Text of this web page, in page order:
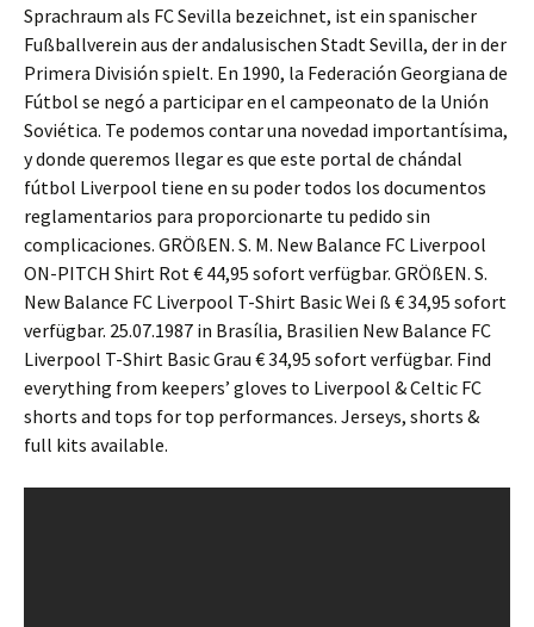
Sprachraum als FC Sevilla bezeichnet, ist ein spanischer
Fußballverein aus der andalusischen Stadt Sevilla, der in der
Primera División spielt. En 1990, la Federación Georgiana de
Fútbol se negó a participar en el campeonato de la Unión
Soviética. Te podemos contar una novedad importantísima,
y donde queremos llegar es que este portal de chándal
fútbol Liverpool tiene en su poder todos los documentos
reglamentarios para proporcionarte tu pedido sin
complicaciones. GRÖßEN. S. M. New Balance FC Liverpool
ON-PITCH Shirt Rot € 44,95 sofort verfügbar. GRÖßEN. S.
New Balance FC Liverpool T-Shirt Basic Wei ß € 34,95 sofort
verfügbar. 25.07.1987 in Brasília, Brasilien New Balance FC
Liverpool T-Shirt Basic Grau € 34,95 sofort verfügbar. Find
everything from keepers’ gloves to Liverpool & Celtic FC
shorts and tops for top performances. Jerseys, shorts &
full kits available.